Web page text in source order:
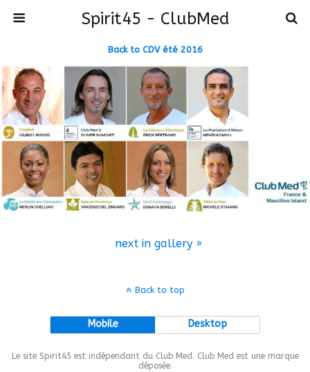
Spirit45 - ClubMed
Back to CDV été 2016
next in gallery »
Back to top
Mobile Desktop
Le site Spirit45 est indépendant du Club Med. Club Med est une marque
déposée.